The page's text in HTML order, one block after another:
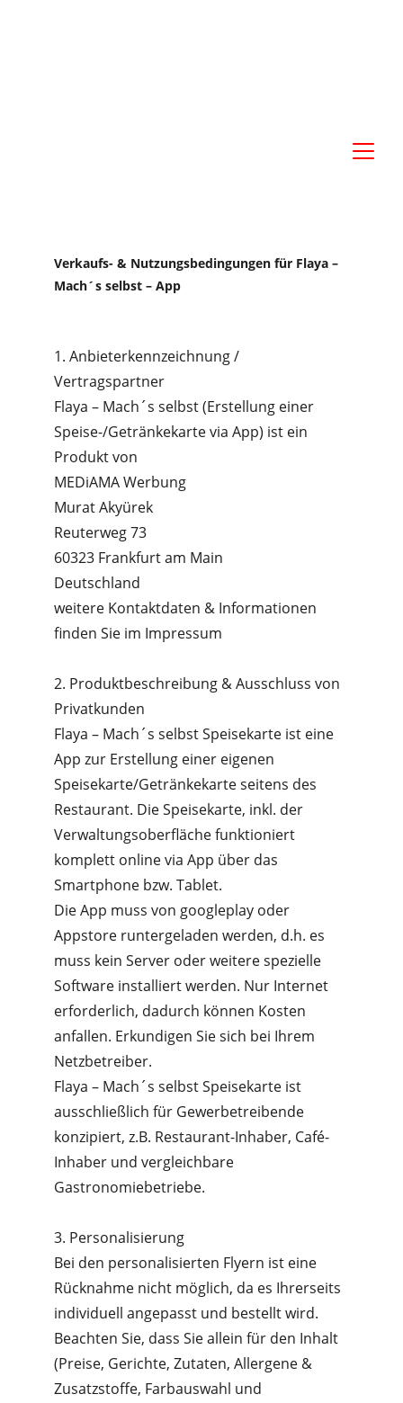
Verkaufs- & Nutzungsbedingungen für Flaya –
Mach´s selbst – App
1. Anbieterkennzeichnung /
Vertragspartner
Flaya – Mach´s selbst (Erstellung einer
Speise-/Getränkekarte via App) ist ein
Produkt von
MEDiAMA Werbung
Murat Akyürek
Reuterweg 73
60323 Frankfurt am Main
Deutschland
weitere Kontaktdaten & Informationen
finden Sie im Impressum
2. Produktbeschreibung & Ausschluss von
Privatkunden
Flaya – Mach´s selbst Speisekarte ist eine
App zur Erstellung einer eigenen
Speisekarte/Getränkekarte seitens des
Restaurant. Die Speisekarte, inkl. der
Verwaltungsoberfläche funktioniert
komplett online via App über das
Smartphone bzw. Tablet.
Die App muss von googleplay oder
Appstore runtergeladen werden, d.h. es
muss kein Server oder weitere spezielle
Software installiert werden. Nur Internet
erforderlich, dadurch können Kosten
anfallen. Erkundigen Sie sich bei Ihrem
Netzbetreiber.
Flaya – Mach´s selbst Speisekarte ist
ausschließlich für Gewerbetreibende
konzipiert, z.B. Restaurant-Inhaber, Café-
Inhaber und vergleichbare
Gastronomiebetriebe.
3. Personalisierung
Bei den personalisierten Flyern ist eine
Rücknahme nicht möglich, da es Ihrerseits
individuell angepasst und bestellt wird.
Beachten Sie, dass Sie allein für den Inhalt
(Preise, Gerichte, Zutaten, Allergene &
Zusatzstoffe, Farbauswahl und